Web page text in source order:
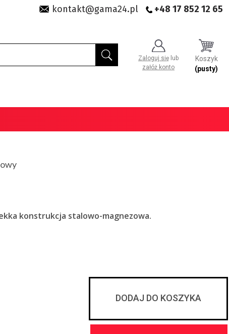
kontakt@gama24.pl +48 17 852 12 65
Zaloguj się lub
załóż konto
Koszyk
(pusty)
konstrukcja stalowo-magnezowa.
DODAJ DO KOSZYKA